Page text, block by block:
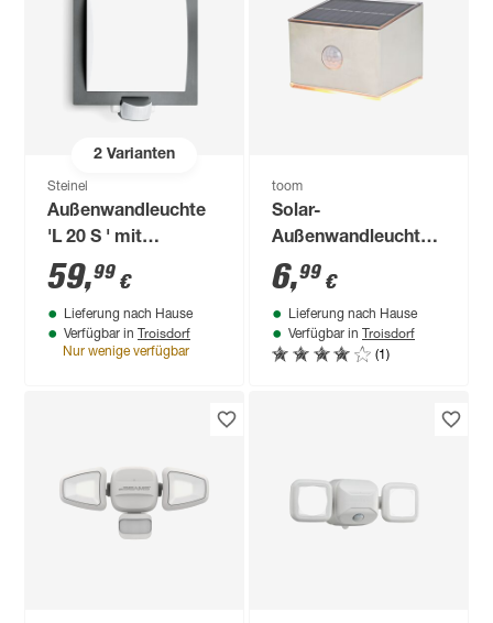
2Varianten
Steinel
Außenwandleuchte
'L 20 S ' mit
Bewegungssensor
60 W IP 44 23 x 25
cm
59,99 €
Lieferung nach Hause
Verfügbar in Troisdorf
Nur wenige verfügbar
toom
Solar-
Außenwandleuchte
'Brasilia' mit
Bewegungssensor
10 lm warmweiß IP
44 10 x 7,8 cm
6,99 €
Lieferung nach Hause
Verfügbar in Troisdorf
(1)